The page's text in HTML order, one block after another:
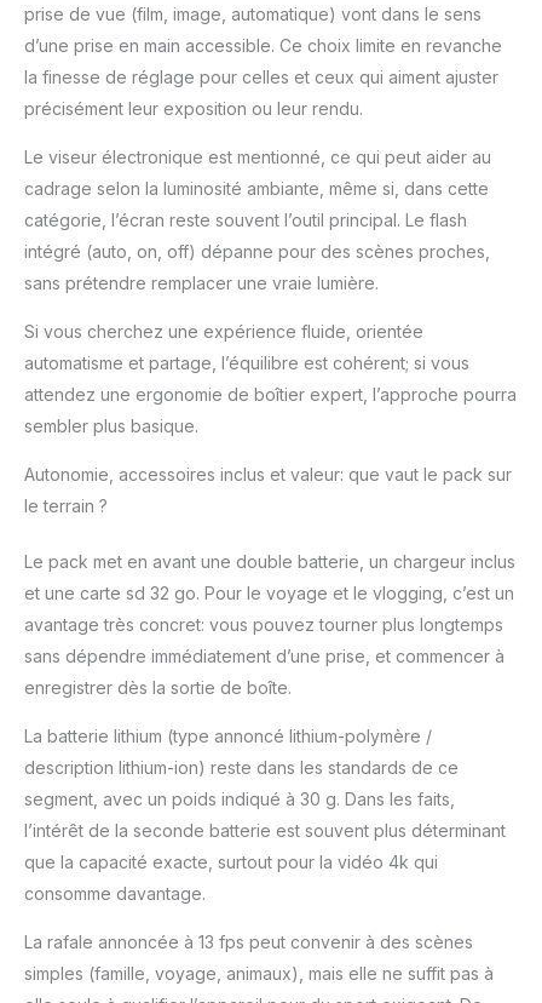
prise de vue (film, image, automatique) vont dans le sens
d’une prise en main accessible. Ce choix limite en revanche
la finesse de réglage pour celles et ceux qui aiment ajuster
précisément leur exposition ou leur rendu.
Le viseur électronique est mentionné, ce qui peut aider au
cadrage selon la luminosité ambiante, même si, dans cette
catégorie, l’écran reste souvent l’outil principal. Le flash
intégré (auto, on, off) dépanne pour des scènes proches,
sans prétendre remplacer une vraie lumière.
Si vous cherchez une expérience fluide, orientée
automatisme et partage, l’équilibre est cohérent; si vous
attendez une ergonomie de boîtier expert, l’approche pourra
sembler plus basique.
Autonomie, accessoires inclus et valeur: que vaut le pack sur
le terrain ?
Le pack met en avant une double batterie, un chargeur inclus
et une carte sd 32 go. Pour le voyage et le vlogging, c’est un
avantage très concret: vous pouvez tourner plus longtemps
sans dépendre immédiatement d’une prise, et commencer à
enregistrer dès la sortie de boîte.
La batterie lithium (type annoncé lithium-polymère /
description lithium-ion) reste dans les standards de ce
segment, avec un poids indiqué à 30 g. Dans les faits,
l’intérêt de la seconde batterie est souvent plus déterminant
que la capacité exacte, surtout pour la vidéo 4k qui
consomme davantage.
La rafale annoncée à 13 fps peut convenir à des scènes
simples (famille, voyage, animaux), mais elle ne suffit pas à